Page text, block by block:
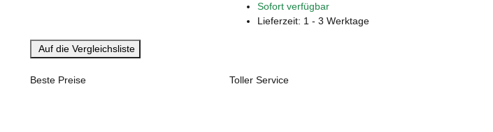
Sofort verfügbar
Lieferzeit: 1 - 3 Werktage
Auf die Vergleichsliste
Beste Preise Toller Service